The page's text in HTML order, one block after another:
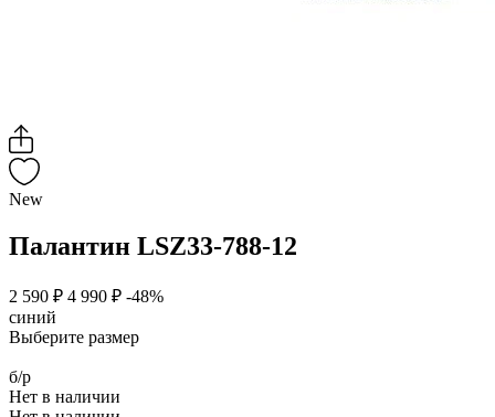
New
Палантин LSZ33-788-12
2 590 ₽ 4 990 ₽ -48%
синий
Выберите размер
б/р
Нет в наличии